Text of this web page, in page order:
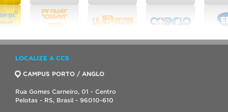
LOCALIZE A CCS
CAMPUS PORTO / ANGLO
Rua Gomes Carneiro, 01 - Centro
Pelotas - RS, Brasil - 96010-610